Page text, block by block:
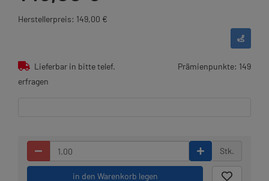
Herstellerpreis: 149,00 €
Lieferbar in bitte telef.
erfragen
Prämienpunkte: 149
Stk.
in den Warenkorb legen